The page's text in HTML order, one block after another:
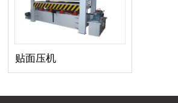
贴面压机